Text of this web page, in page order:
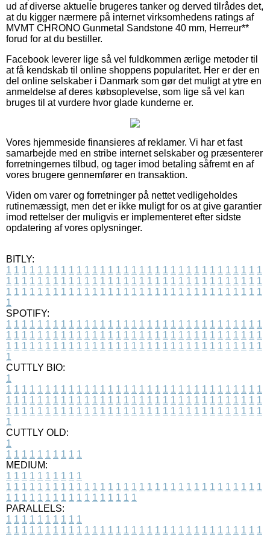
ud af diverse aktuelle brugeres tanker og derved tilrådes det,
at du kigger nærmere på internet virksomhedens ratings af
MVMT CHRONO Gunmetal Sandstone 40 mm, Herreur**
forud for at du bestiller.
Facebook leverer lige så vel fuldkommen ærlige metoder til
at få kendskab til online shoppens popularitet. Her er der en
del online selskaber i Danmark som gør det muligt at ytre en
anmeldelse af deres købsoplevelse, som lige så vel kan
bruges til at vurdere hvor glade kunderne er.
Vores hjemmeside finansieres af reklamer. Vi har et fast
samarbejde med en stribe internet selskaber og præsenterer
forretningernes tilbud, og tager imod betaling såfremt en af
vores brugere gennemfører en transaktion.
Viden om varer og forretninger på nettet vedligeholdes
rutinemæssigt, men det er ikke muligt for os at give garantier
imod rettelser der muligvis er implementeret efter sidste
opdatering af vores oplysninger.
BITLY:
1 1 1 1 1 1 1 1 1 1 1 1 1 1 1 1 1 1 1 1 1 1 1 1 1 1 1 1 1 1 1 1 1
1 1 1 1 1 1 1 1 1 1 1 1 1 1 1 1 1 1 1 1 1 1 1 1 1 1 1 1 1 1 1 1 1
1 1 1 1 1 1 1 1 1 1 1 1 1 1 1 1 1 1 1 1 1 1 1 1 1 1 1 1 1 1 1 1 1
1
SPOTIFY:
1 1 1 1 1 1 1 1 1 1 1 1 1 1 1 1 1 1 1 1 1 1 1 1 1 1 1 1 1 1 1 1 1
1 1 1 1 1 1 1 1 1 1 1 1 1 1 1 1 1 1 1 1 1 1 1 1 1 1 1 1 1 1 1 1 1
1 1 1 1 1 1 1 1 1 1 1 1 1 1 1 1 1 1 1 1 1 1 1 1 1 1 1 1 1 1 1 1 1
1
CUTTLY BIO:
1
1 1 1 1 1 1 1 1 1 1 1 1 1 1 1 1 1 1 1 1 1 1 1 1 1 1 1 1 1 1 1 1 1
1 1 1 1 1 1 1 1 1 1 1 1 1 1 1 1 1 1 1 1 1 1 1 1 1 1 1 1 1 1 1 1 1
1 1 1 1 1 1 1 1 1 1 1 1 1 1 1 1 1 1 1 1 1 1 1 1 1 1 1 1 1 1 1 1 1
1
CUTTLY OLD:
1
1 1 1 1 1 1 1 1 1 1
MEDIUM:
1 1 1 1 1 1 1 1 1 1
1 1 1 1 1 1 1 1 1 1 1 1 1 1 1 1 1 1 1 1 1 1 1 1 1 1 1 1 1 1 1 1 1
1 1 1 1 1 1 1 1 1 1 1 1 1 1 1 1 1
PARALLELS:
1 1 1 1 1 1 1 1 1 1
1 1 1 1 1 1 1 1 1 1 1 1 1 1 1 1 1 1 1 1 1 1 1 1 1 1 1 1 1 1 1 1 1